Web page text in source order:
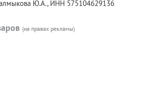
Ю.А., ИНН 575104629136
(на правах рекламы)